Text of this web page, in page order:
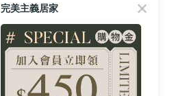
完美主義居家